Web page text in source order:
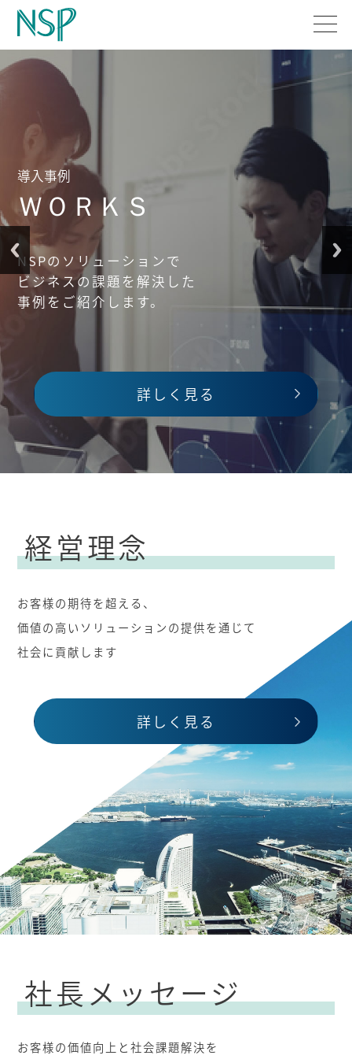
詳しく見る
導入事例
ＷＯＲＫＳ
NSPのソリューションで
ビジネスの課題を解決した
事例をご紹介します。
詳しく見る
社長メッセージ
詳しく見る
詳しく見る
経営理念
お客様の期待を超える、
価値の高いソリューションの提供を通じて
社会に貢献します
詳しく見る
社長メッセージ
お客様の価値向上と社会課題解決を